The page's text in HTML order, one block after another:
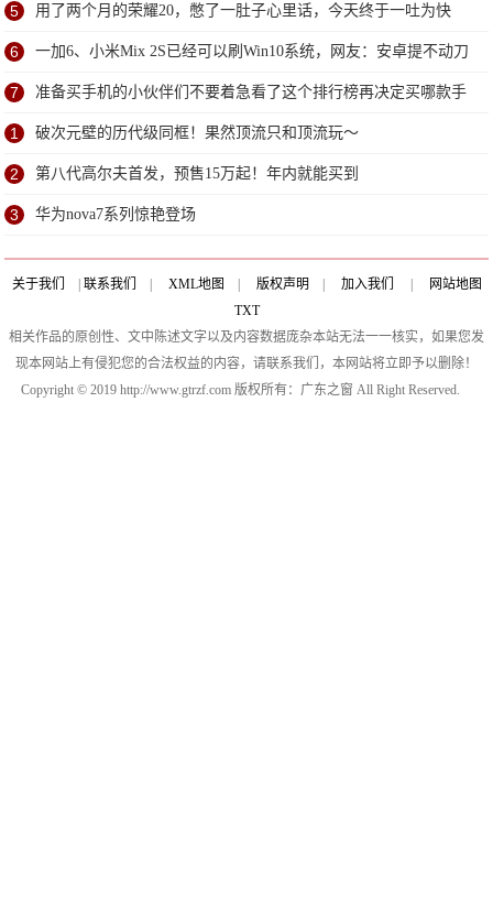
研
5 用了两个月的荣耀20，憋了一肚子心里话，今天终于一吐为快
6 一加6、小米Mix 2S已经可以刷Win10系统，网友：安卓提不动刀
了？
7 准备买手机的小伙伴们不要着急看了这个排行榜再决定买哪款手
机吧
1 破次元壁的历代级同框！果然顶流只和顶流玩～
2 第八代高尔夫首发，预售15万起！年内就能买到
3 华为nova7系列惊艳登场
关于我们 联系我们 XML地图 版权声明 加入我们
网站地图
TXT
相关作品的原创性、文中陈述文字以及内容数据庞杂本站无法一一核实，如果您发
现本网站上有侵犯您的合法权益的内容，请联系我们，本网站将立即予以删除！
Copyright © 2019 http://www.gtrzf.com 版权所有：广东之窗 All Right Reserved.